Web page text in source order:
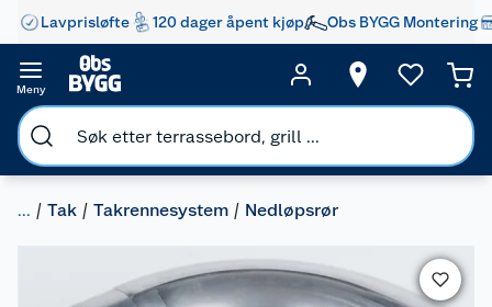
Lavprisløfte 120 dager åpent kjøp Obs BYGG Montering
Meny
... Tak Takrennesystem Nedløpsrør